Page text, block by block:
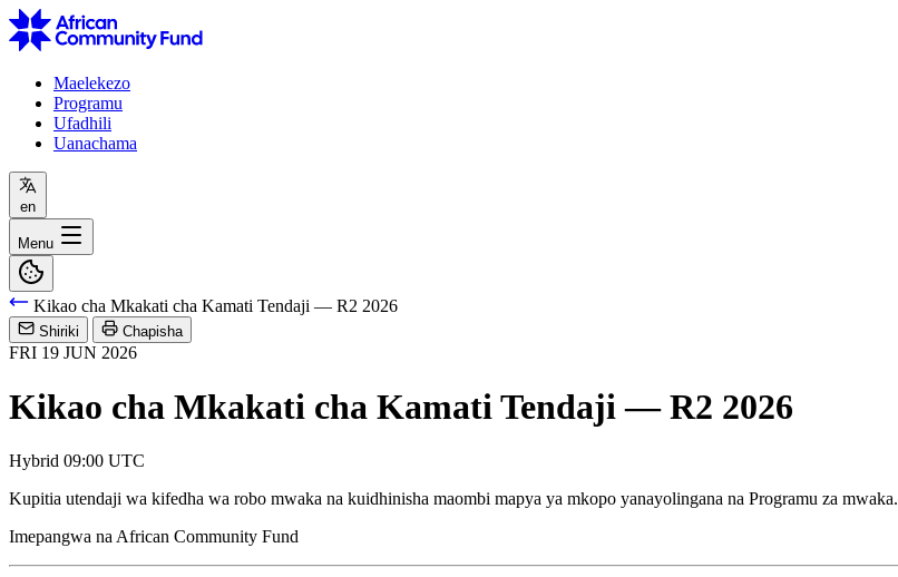
Maelekezo
Programu
Ufadhili
Uanachama
en
Menu
Kikao cha Mkakati cha Kamati Tendaji — R2 2026
Shiriki Chapisha
FRI 19 JUN 2026
Kikao cha Mkakati cha Kamati Tendaji — R2 2026
Hybrid 09:00 UTC
Kupitia utendaji wa kifedha wa robo mwaka na kuidhinisha maombi mapya ya mkopo yanayolingana na Programu za mwaka.
Imepangwa naAfrican Community Fund